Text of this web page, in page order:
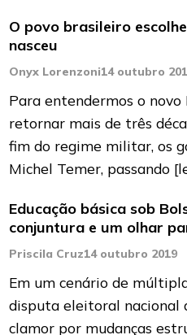
O povo brasileiro
nasceu
Onyx Lorenzoni14 outubro
Para entendermos o novo
retornar mais de três
fim do regime militar, os
Michel Temer, passando
Educação básica sob
conjuntura e um olhar
Priscila Cruz14 outubro 2019
Em um cenário de
disputa eleitoral nacional
clamor por mudanças